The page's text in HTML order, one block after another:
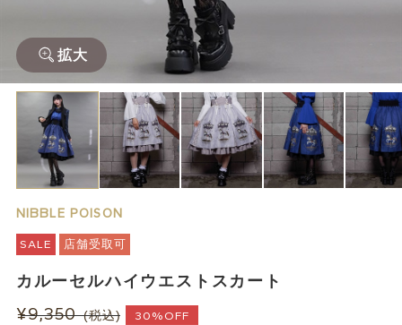
拡大
NIBBLE POISON
SALE 店舗受取可
カルーセルハイウエストスカート
¥9,350 (税込) 30%OFF